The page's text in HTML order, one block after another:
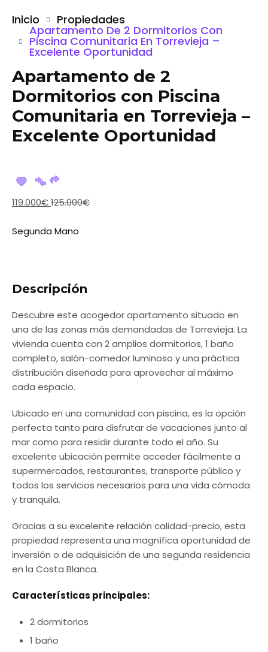
Inicio Propiedades
Apartamento De 2 Dormitorios Con
Piscina Comunitaria En Torrevieja –
Excelente Oportunidad
Apartamento de 2
Dormitorios con Piscina
Comunitaria en Torrevieja –
Excelente Oportunidad
119.000€125.000€
Segunda Mano
Descripción
Descubre este acogedor apartamento situado en
una de las zonas más demandadas de Torrevieja. La
vivienda cuenta con 2 amplios dormitorios, 1 baño
completo, salón-comedor luminoso y una práctica
distribución diseñada para aprovechar al máximo
cada espacio.
Ubicado en una comunidad con piscina, es la opción
perfecta tanto para disfrutar de vacaciones junto al
mar como para residir durante todo el año. Su
excelente ubicación permite acceder fácilmente a
supermercados, restaurantes, transporte público y
todos los servicios necesarios para una vida cómoda
y tranquila.
Gracias a su excelente relación calidad-precio, esta
propiedad representa una magnífica oportunidad de
inversión o de adquisición de una segunda residencia
en la Costa Blanca.
Características principales:
2 dormitorios
1 baño